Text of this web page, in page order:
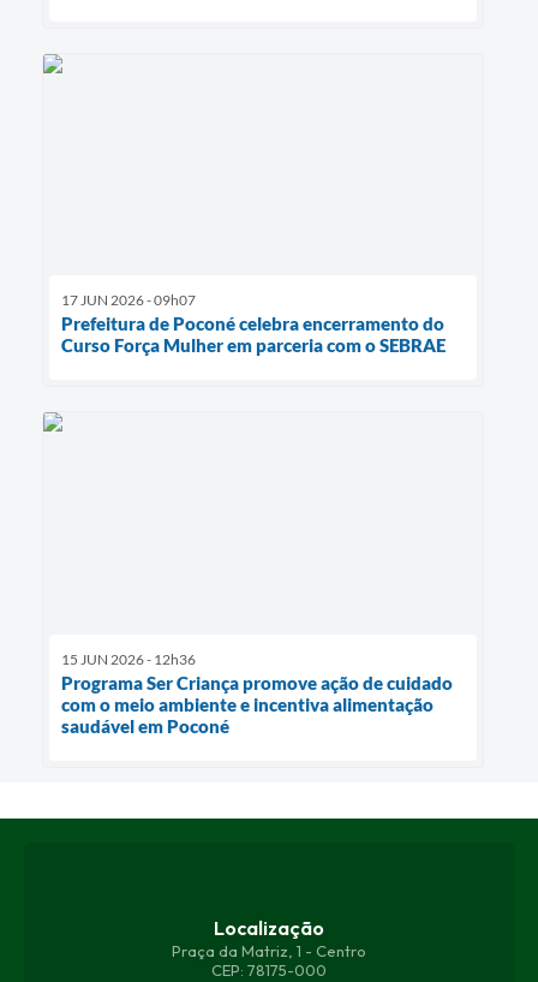
17 JUN 2026 - 09h07
Prefeitura de Poconé celebra encerramento do
Curso Força Mulher em parceria com o SEBRAE
15 JUN 2026 - 12h36
Programa Ser Criança promove ação de cuidado
com o meio ambiente e incentiva alimentação
saudável em Poconé
Localização
Praça da Matriz, 1 - Centro
CEP: 78175-000